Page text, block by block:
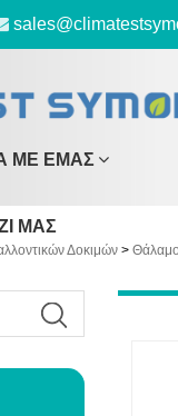
ΜΕ ΕΜΆΣ
ΜΑΣ
Δοκιμών >